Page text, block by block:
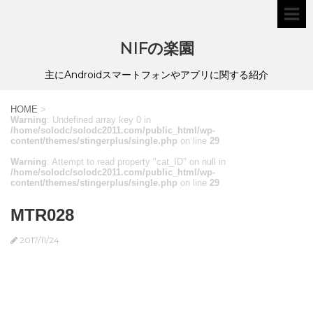
NIFの楽園
主にAndroidスマートフォンやアプリに関する紹介
HOME >
Warning: Undefined array key 0 in
/home/solodc/solodc2011.com/public_html/wp-
content/themes/stingerplus/single.php on line 29
Warning: Attempt to read property "cat_ID" on null in
/home/solodc/solodc2011.com/public_html/wp-
content/themes/stingerplus/single.php on line 29
MTR028
2017/11/24